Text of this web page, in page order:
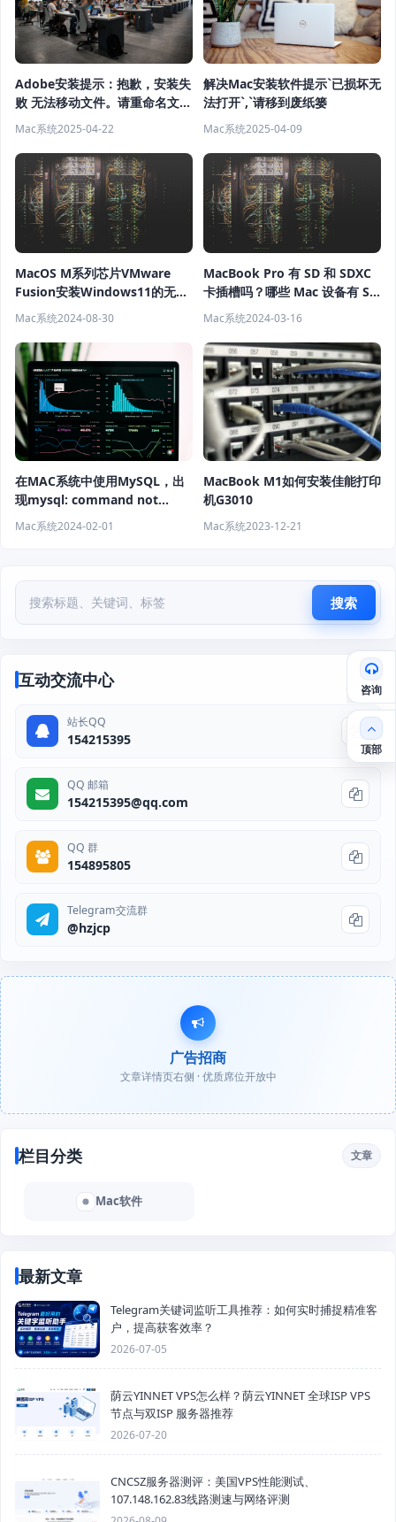
Adobe安装提示：抱歉，安装失
败 无法移动文件。请重命名文
件，然后重试。(错误代码：
146)
Mac系统2025-04-22
解决Mac安装软件提示`已损坏无
法打开`,`请移到废纸篓
Mac系统2025-04-09
MacOS M系列芯片VMware
Fusion安装Windows11的无法
联网问题
Mac系统2024-08-30
MacBook Pro 有 SD 和 SDXC
卡插槽吗？哪些 Mac 设备有 SD
卡卡槽？
Mac系统2024-03-16
在MAC系统中使用MySQL，出
现mysql: command not
found的情况的解决方法
Mac系统2024-02-01
MacBook M1如何安装佳能打印
机G3010
Mac系统2023-12-21
搜索
互动交流中心
站长QQ
154215395
QQ 邮箱
154215395@qq.com
QQ 群
154895805
Telegram交流群
@hzjcp
广告招商
文章详情页右侧 · 优质席位开放中
栏目分类 文章
Mac软件
最新文章
Telegram关键词监听工具推荐：如何实时捕捉精准客
户，提高获客效率？
2026-07-05
荫云YINNET VPS怎么样？荫云YINNET 全球ISP VPS
节点与双ISP 服务器推荐
2026-07-20
CNCSZ服务器测评：美国VPS性能测试、
107.148.162.83线路测速与网络评测
咨询
顶部